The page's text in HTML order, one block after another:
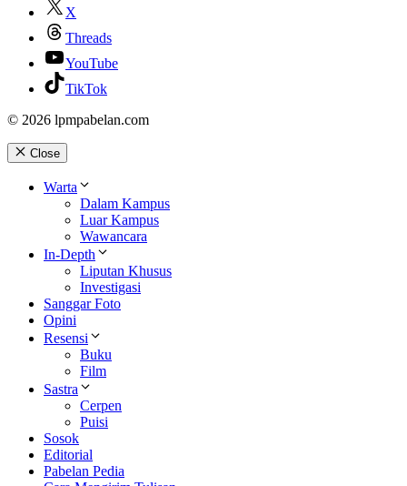
X
Threads
YouTube
TikTok
© 2026 lpmpabelan.com
Close
Warta
Dalam Kampus
Luar Kampus
Wawancara
In-Depth
Liputan Khusus
Investigasi
Sanggar Foto
Opini
Resensi
Buku
Film
Sastra
Cerpen
Puisi
Sosok
Editorial
Pabelan Pedia